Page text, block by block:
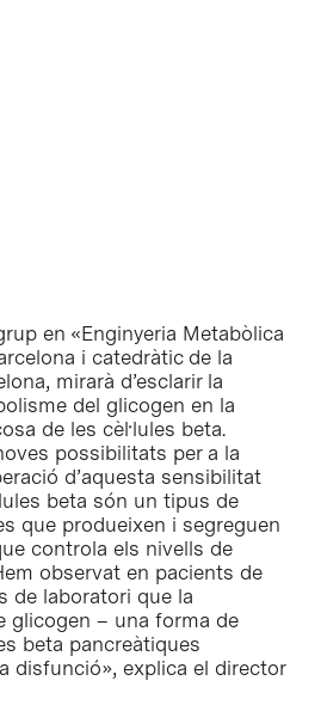
en «Enginyeria Metabòlica
i catedràtic de la
mirarà d’esclarir la
del glicogen en la
de les cèl·lules beta.
possibilitats per a la
d’aquesta sensibilitat
beta són un tipus de
que produeixen i segreguen
controla els nivells de
observat en pacients de
de laboratori que la
glicogen – una forma de
beta pancreàtiques
disfunció», explica el director